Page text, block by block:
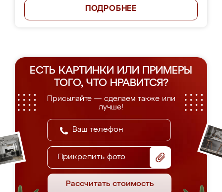
ПОДРОБНЕЕ
ЕСТЬ КАРТИНКИ ИЛИ ПРИМЕРЫ
ТОГО, ЧТО НРАВИТСЯ?
Присылайте — сделаем также или
лучше!
Прикрепить фото
Рассчитать стоимость